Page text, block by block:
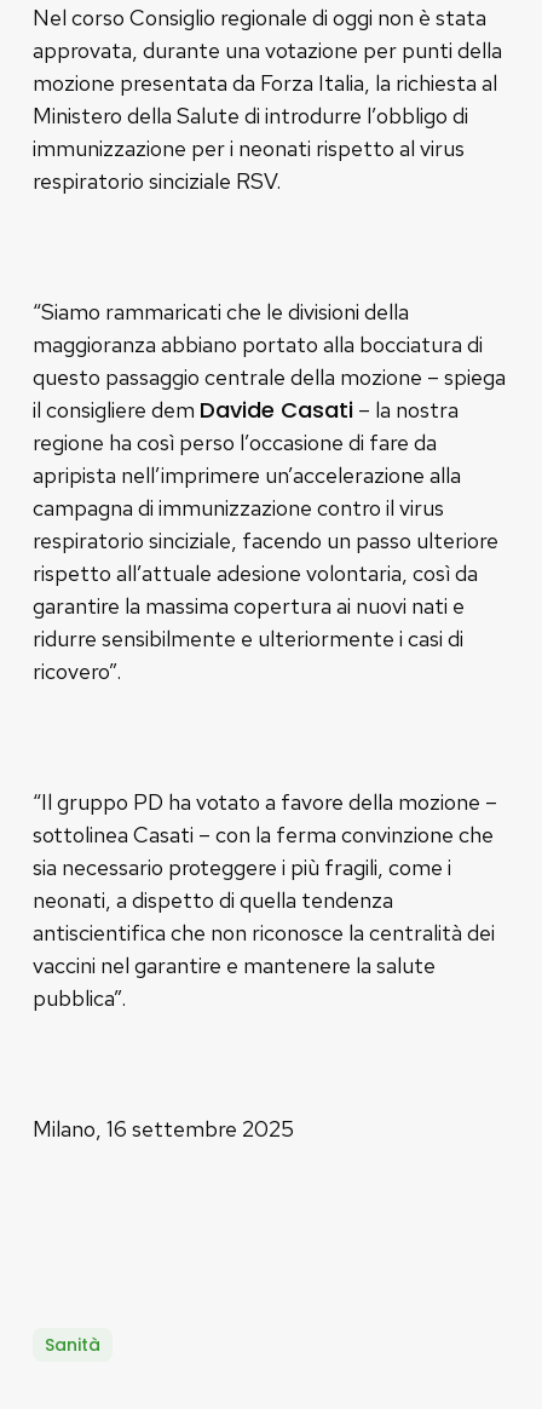
Nel corso Consiglio regionale di oggi non è stata
approvata, durante una votazione per punti della
mozione presentata da Forza Italia, la richiesta al
Ministero della Salute di introdurre l’obbligo di
immunizzazione per i neonati rispetto al virus
respiratorio sinciziale RSV.
“Siamo rammaricati che le divisioni della
maggioranza abbiano portato alla bocciatura di
questo passaggio centrale della mozione – spiega
il consigliere dem Davide Casati– la nostra
regione ha così perso l’occasione di fare da
apripista nell’imprimere un’accelerazione alla
campagna di immunizzazione contro il virus
respiratorio sinciziale, facendo un passo ulteriore
rispetto all’attuale adesione volontaria, così da
garantire la massima copertura ai nuovi nati e
ridurre sensibilmente e ulteriormente i casi di
ricovero”.
“Il gruppo PD ha votato a favore della mozione –
sottolinea Casati – con la ferma convinzione che
sia necessario proteggere i più fragili, come i
neonati, a dispetto di quella tendenza
antiscientifica che non riconosce la centralità dei
vaccini nel garantire e mantenere la salute
pubblica”.
Milano, 16 settembre 2025
Sanità